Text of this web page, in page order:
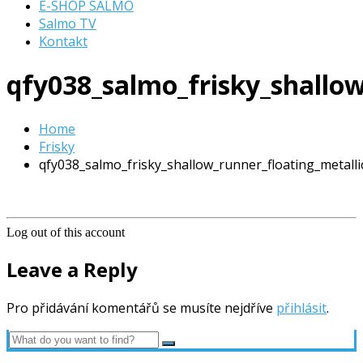
E-SHOP SALMO
Salmo TV
Kontakt
Home
Frisky
Log out of this account
Leave a Reply
Pro přidávání komentářů se musíte nejdříve přihlásit.